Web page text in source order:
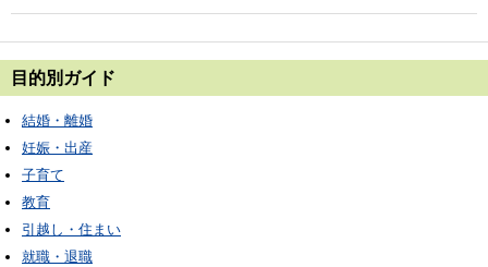
目的別ガイド
結婚・離婚
妊娠・出産
子育て
教育
引越し・住まい
就職・退職